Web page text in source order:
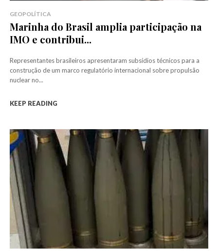
GEOPOLÍTICA
Marinha do Brasil amplia participação na
IMO e contribui...
Representantes brasileiros apresentaram subsídios técnicos para a
construção de um marco regulatório internacional sobre propulsão
nuclear no...
KEEP READING